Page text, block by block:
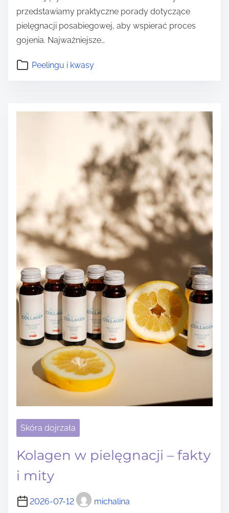
przedstawiamy praktyczne porady dotyczące
pielęgnacji posabiegowej, aby wspierać proces
gojenia. Najważniejsze…
Peelingu i kwasy
Skóra dojrzała
Kolagen w pielęgnacji – fakty
i mity
2026-07-12 michalina